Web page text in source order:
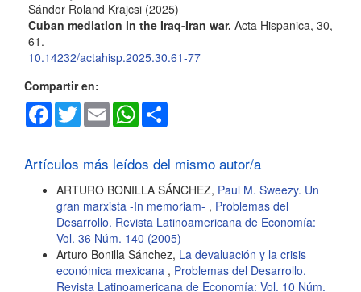
Sándor Roland Krajcsi (2025)
Cuban mediation in the Iraq-Iran war. Acta Hispanica, 30,
61.
10.14232/actahisp.2025.30.61-77
Compartir en:
Facebook
Twitter Email WhatsApp
Artículos más leídos del mismo autor/a
ARTURO BONILLA SÁNCHEZ, Paul M. Sweezy. Un
gran marxista -In memoriam- , Problemas del
Desarrollo. Revista Latinoamericana de Economía:
Vol. 36 Núm. 140 (2005)
Arturo Bonilla Sánchez, La devaluación y la crisis
económica mexicana , Problemas del Desarrollo.
Revista Latinoamericana de Economía: Vol. 10 Núm.